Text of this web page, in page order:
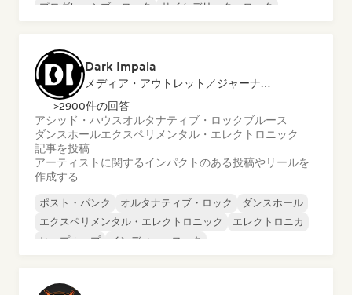
プログレッシブ・ロック
サイケデリック・ロック
Dark Impala
メディア・アウトレット／ジャーナリスト
>2900件の回答
アシッド・ハウスオルタナティブ・ロックブルース
ダンスホールエクスペリメンタル・エレクトロニック
記事を投稿
アーティストに関するインパクトのある投稿やリールを
作成する
ポスト・パンク オルタナティブ・ロック
ダンスホール
エクスペリメンタル・エレクトロニック
エレクトロニカ
ヒップホップ
インディー・ロック